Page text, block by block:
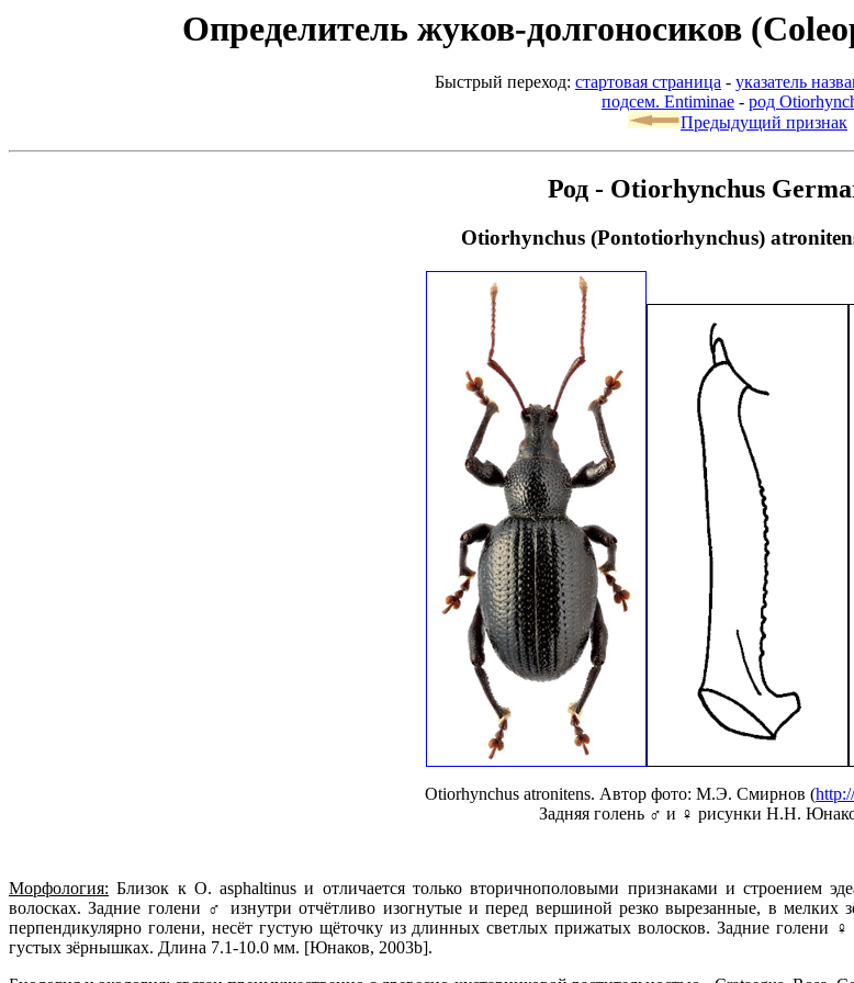
Определитель жуков-долгоносиков
Быстрый переход: стартовая страница - указатель
подсем. Entiminae - род
Предыдущий признак
Род - Otiorhynchus
Otiorhynchus (Pontotiorhynchus)
Otiorhynchus atronitens. Автор фото: М.Э. Смирнов (
Задняя голень ♂ и ♀ рисунки Н.Н.
Морфология: Близок к O. asphaltinus и отличается только вторичнополовыми признаками и строением
волосках. Задние голени ♂ изнутри отчётливо изогнутые и перед вершиной резко вырезанные, в
перпендикулярно голени, несёт густую щёточку из длинных светлых прижатых волосков. Задние
густых зёрнышках. Длина 7.1-10.0 мм. [Юнаков, 2003b].